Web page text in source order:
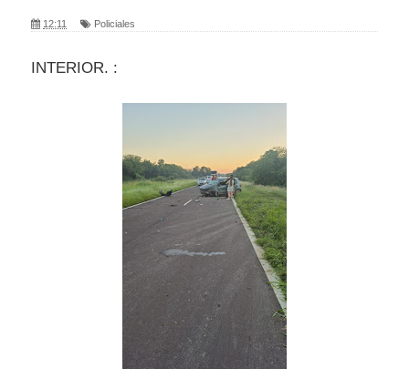
12:11 Policiales
INTERIOR. :